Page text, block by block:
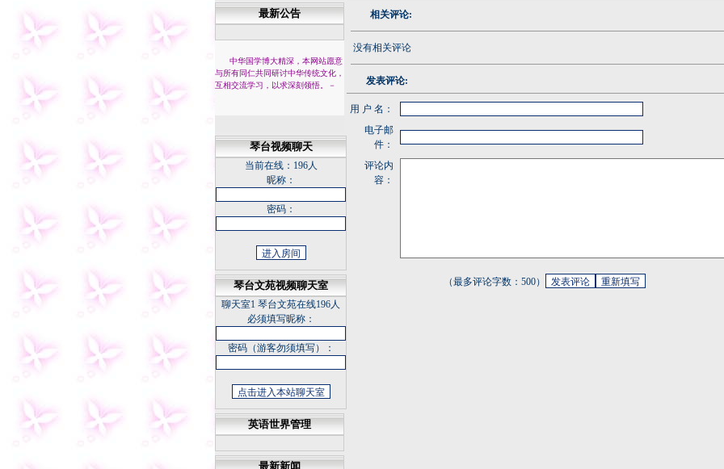
最新公告
中华国学博大精深，本网站愿意
与所有同仁共同研讨中华传统文化，
互相交流学习，以求深刻领悟。
－
琴台视频聊天
当前在线： 196人
昵称：
密码：
琴台文苑视频聊天室
聊天室1 琴台文苑在线196人
必须填写昵称：
密码（游客勿须填写）：
英语世界管理
最新新闻
悠草
凤台县的历史文化
天下谁人不识君
中国科幻底气来自大国重器
坚持正确的思想理念 传承中
相关评论:
没有相关评论
发表评论:
用 户 名：
电子邮
件：
评论内
容：
（最多评论字数：500）